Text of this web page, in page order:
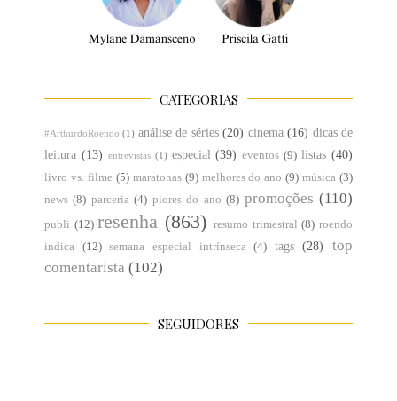
CATEGORIAS
#ArthurdoRoendo (1) análise de séries (20) cinema (16) dicas de
leitura (13) entrevistas (1) especial (39) eventos (9) listas (40)
livro vs. filme (5) maratonas (9) melhores do ano (9) música (3)
news (8) parceria (4) piores do ano (8) promoções (110)
publi (12) resenha (863) resumo trimestral (8) roendo
indica
(12) semana especial intrínseca (4) tags (28)
top
comentarista (102)
SEGUIDORES